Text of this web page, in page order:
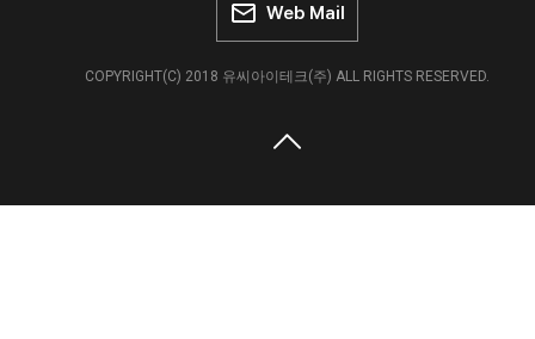
Web Mail
COPYRIGHT(C) 2018 유씨아이테크(주) ALL RIGHTS RESERVED.